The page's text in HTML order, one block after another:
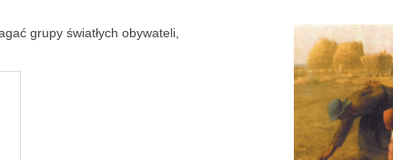
grupy światłych obywateli,